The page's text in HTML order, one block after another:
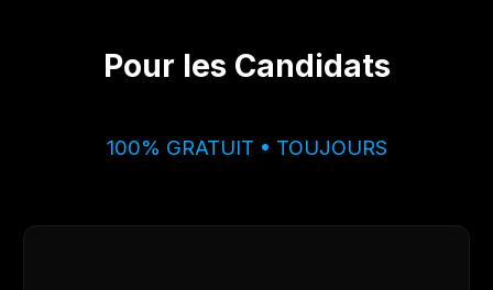
Pour les Candidats
100% GRATUIT • TOUJOURS